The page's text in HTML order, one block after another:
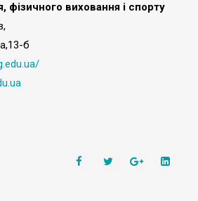
фізичного виховання і спорту
б